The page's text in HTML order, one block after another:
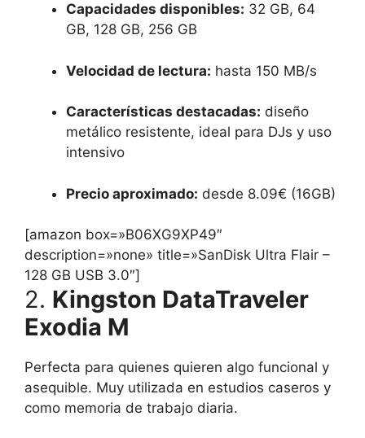
Capacidades disponibles: 32 GB, 64
GB, 128 GB, 256 GB
Velocidad de lectura: hasta 150 MB/s
Características destacadas: diseño
metálico resistente, ideal para DJs y uso
intensivo
Precio aproximado: desde 8.09€ (16GB)
[amazon box=»B06XG9XP49″
description=»none» title=»SanDisk Ultra Flair –
128 GB USB 3.0″]
2. Kingston DataTraveler
Exodia M
Perfecta para quienes quieren algo funcional y
asequible. Muy utilizada en estudios caseros y
como memoria de trabajo diaria.